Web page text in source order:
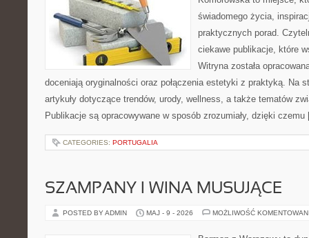
świadomego życia,
praktycznych porad.
ciekawe publikacje, które
Witryna została
doceniają oryginalności oraz połączenia estetyki z praktyką. Na
artykuły dotyczące trendów, urody, wellness, a także tematów
Publikacje są opracowywane w sposób zrozumiały, dzięki
CATEGORIES: PORTUGALIA
SZAMPANY I WINA MUSUJĄCE
POSTED BY ADMIN MAJ - 9 - 2026 MOŻLIWOŚĆ